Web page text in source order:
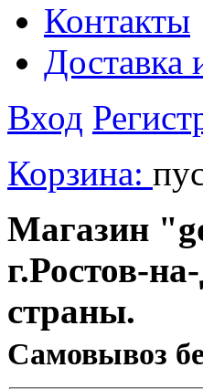
Контакты
Доставка
Вход
Корзина:
Магазин
г.Ростов-
страны.
Cамовывоз